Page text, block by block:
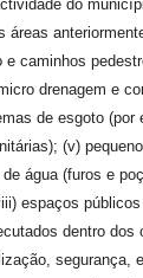
do
áreas
caminhos
drenagem e
de esgoto (por
(v)
água (furos e
espaços
dentro dos
segurança,